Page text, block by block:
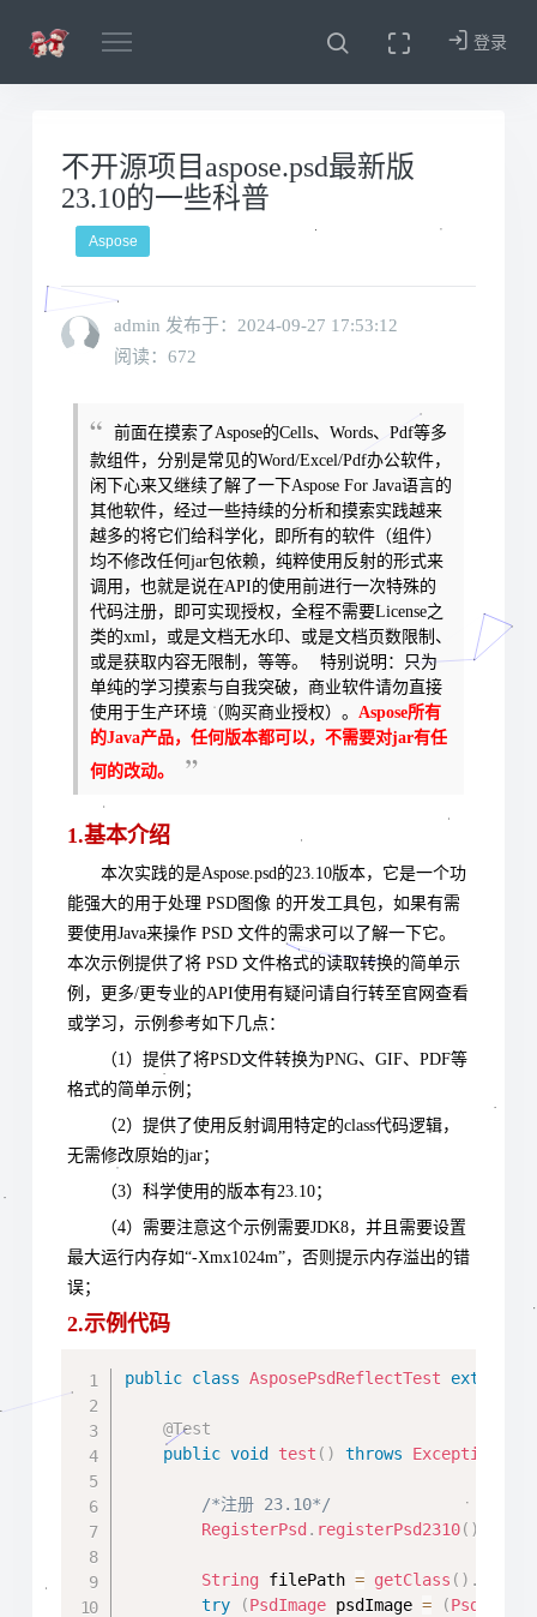
登录
不开源项目aspose.psd最新版
23.10的一些科普
Aspose
admin 发布于： 2024-09-27 17:53:12
阅读：672
前面在摸索了Aspose的Cells、Words、Pdf等多
款组件，分别是常见的Word/Excel/Pdf办公软件，
闲下心来又继续了解了一下Aspose For Java语言的
其他软件，经过一些持续的分析和摸索实践越来
越多的将它们给科学化，即所有的软件（组件）
均不修改任何jar包依赖，纯粹使用反射的形式来
调用，也就是说在API的使用前进行一次特殊的
代码注册，即可实现授权，全程不需要License之
类的xml，或是文档无水印、或是文档页数限制、
或是获取内容无限制，等等。
特别说明：只为
单纯的学习摸索与自我突破，商业软件请勿直接
使用于生产环境（购买商业授权） 。 Aspose所有
的Java产品，任何版本都可以，不需要对jar有任
何的改动。
1.基本介绍
本次实践的是Aspose.psd的23.10版本，它是一个功
能强大的用于处理 PSD图像 的开发工具包，如果有需
要使用Java来操作 PSD 文件的需求可以了解一下它。
本次示例提供了将 PSD 文件格式的读取转换的简单示
例，更多/更专业的API使用有疑问请自行转至官网查看
或学习，示例参考如下几点：
（1）提供了将PSD文件转换为PNG、GIF、PDF等
格式的简单示例；
（2）提供了使用反射调用特定的class代码逻辑，
无需修改原始的jar；
（3）科学使用的版本有23.10；
（4）需要注意这个示例需要JDK8，并且需要设置
最大运行内存如“-Xmx1024m”，否则提示内存溢出的错
误；
2.示例代码
public class AsposePsdReflectTest extends
@Test
public void test ( ) throws Exception
/*注册 23.10*/
RegisterPsd . registerPsd2310( )
String filePath = getClass ( ) .
try
(PsdImage psdImage = (PsdImage